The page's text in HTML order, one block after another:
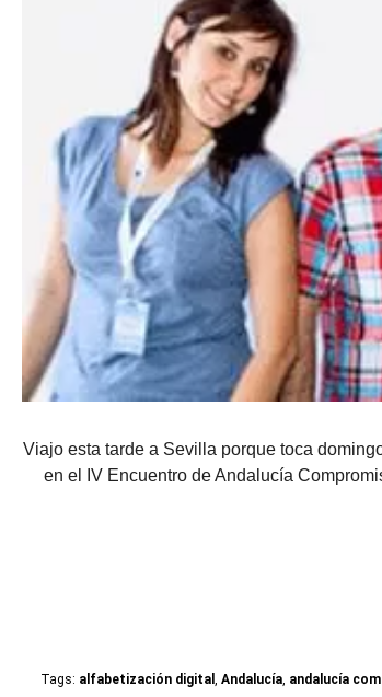
Viajo esta tarde a Sevilla porque toca
en el IV Encuentro de Andalucía
Tags: alfabetización digital,Andalucía, andalucía